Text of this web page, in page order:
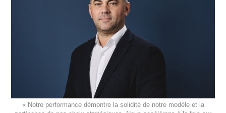
« Notre performance démontre la solidité de notre modèle et la